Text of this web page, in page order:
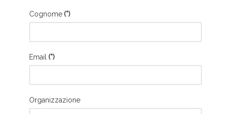
Cognome (*)
Email (*)
Organizzazione